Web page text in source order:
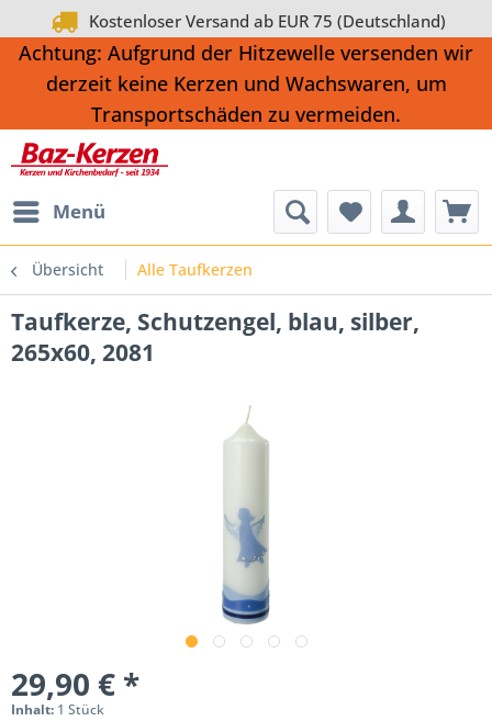
Kostenloser Versand ab EUR 75 (Deutschland)
Achtung: Aufgrund der Hitzewelle versenden wir
derzeit keine Kerzen und Wachswaren, um
Transportschäden zu vermeiden.
Menü
Übersicht Alle Taufkerzen
Taufkerze, Schutzengel, blau, silber,
265x60, 2081
29,90 € *
Inhalt: 1 Stück